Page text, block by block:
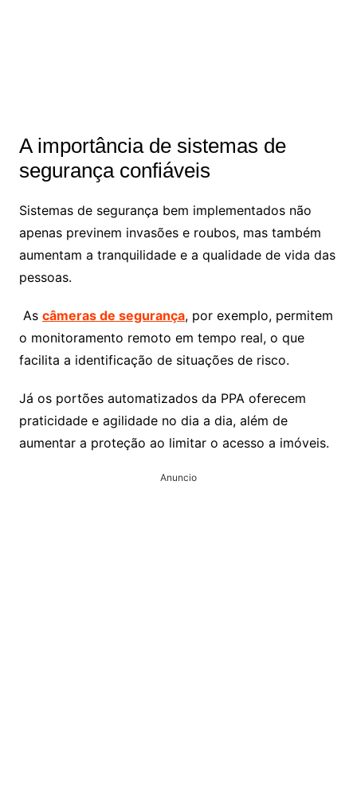
A importância de sistemas de
segurança confiáveis
Sistemas de segurança bem implementados não
apenas previnem invasões e roubos, mas também
aumentam a tranquilidade e a qualidade de vida das
pessoas.
As câmeras de segurança, por exemplo, permitem
o monitoramento remoto em tempo real, o que
facilita a identificação de situações de risco.
Já os portões automatizados da PPA oferecem
praticidade e agilidade no dia a dia, além de
aumentar a proteção ao limitar o acesso a imóveis.
Anuncio